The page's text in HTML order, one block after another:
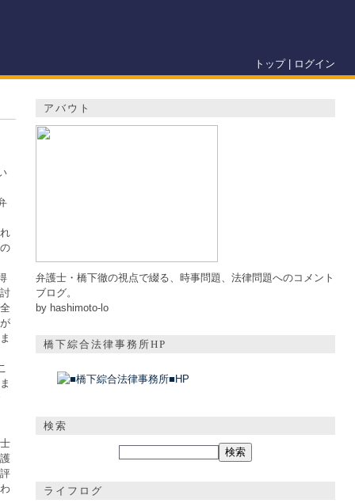
トップ| ログイン
アバウト
弁護士・橋下徹の視点で綴る、時事問題、法律問題へのコメント
ブログ。
by hashimoto-lo
橋下綜合法律事務所HP
検索
ライフログ